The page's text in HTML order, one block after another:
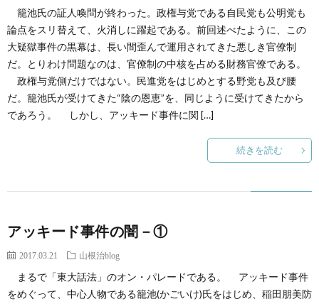
を根会
籠池氏の証人喚問が終わった。政権与党である自民党も公明党も
論点をスリ替えて、火消しに躍起である。前回述べたように、この
大疑獄事件の黒幕は、長い間歪んで運用されてきた悪しき官僚制
だ。とりわけ問題なのは、官僚制の中核を占める財務官僚である。
政権与党側だけではない。民進党をはじめとする野党も及び腰
だ。籠池氏が受けてきた“陰の恩恵”を、同じように受けてきたから
であろう。 しかし、アッキード事件に関 […]
続きを読む
アッキード事件の闇－①
2017.03.21 山根治blog
まるで「東大話法」のオン・パレードである。 アッキード事件
をめぐって、中心人物である籠池(かごいけ)氏をはじめ、稲田朋美防